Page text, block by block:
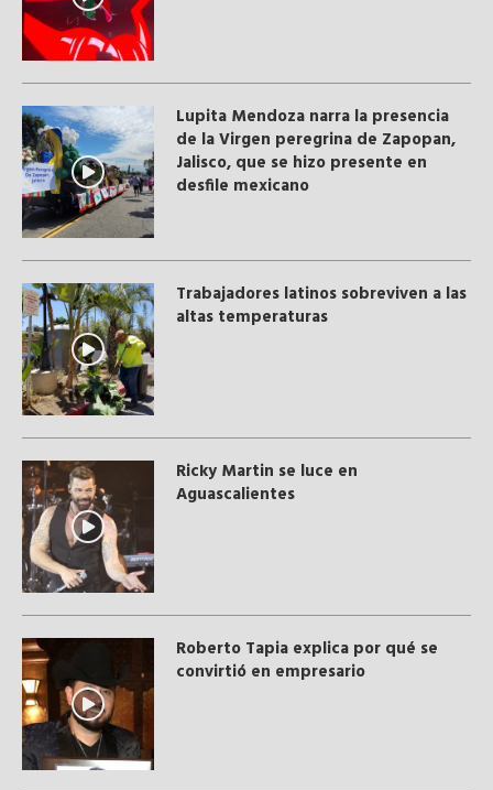
Lupita Mendoza narra la presencia
de la Virgen peregrina de Zapopan,
Jalisco, que se hizo presente en
desfile mexicano
Trabajadores latinos sobreviven a las
altas temperaturas
Ricky Martin se luce en
Aguascalientes
Roberto Tapia explica por qué se
convirtió en empresario